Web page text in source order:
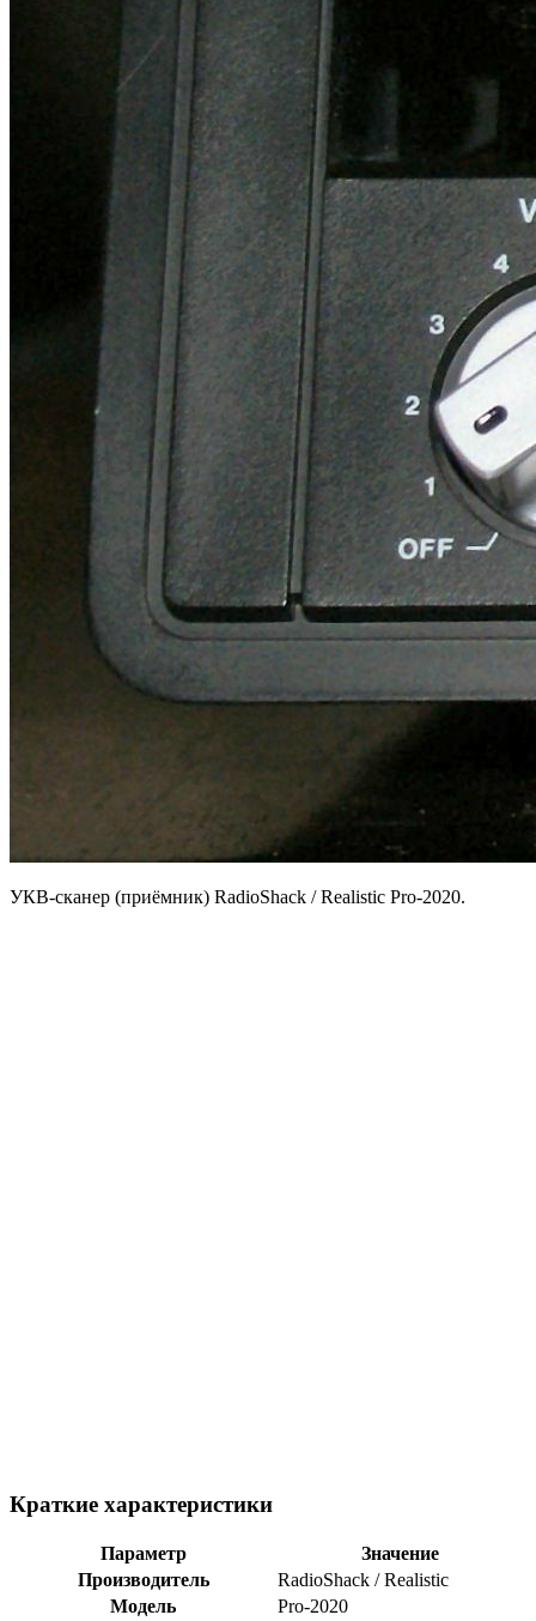
УКВ-сканер (приёмник) RadioShack / Realistic Pro-2020.
Краткие характеристики
Параметр
Значение
Производитель
RadioShack / Realistic
Модель
Pro-2020